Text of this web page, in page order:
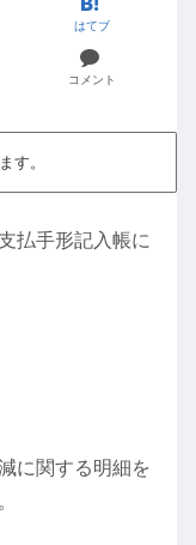
はてブ
コメント
す。
払手形記入帳に
に関する明細を